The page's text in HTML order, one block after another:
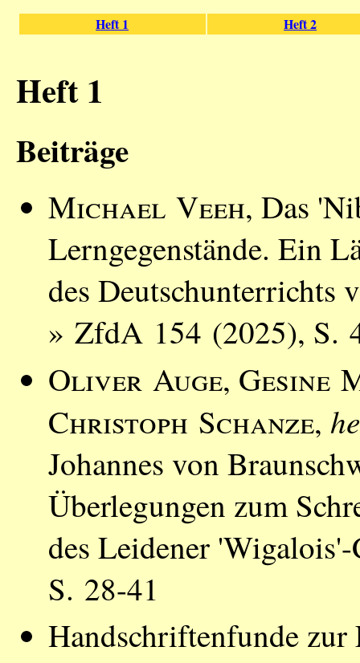
Heft 1 Heft 2
Heft 1
Beiträge
Michael Veeh, Das
Lerngegenstände. Ein
des Deutschunterrichts
» ZfdA 154 (2025), S.
Oliver Auge, Gesine
Christoph Schanze,
Johannes von
Überlegungen zum
des Leidener
S. 28-41
Handschriftenfunde